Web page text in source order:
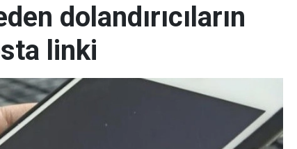
dolandırıcıların
linki